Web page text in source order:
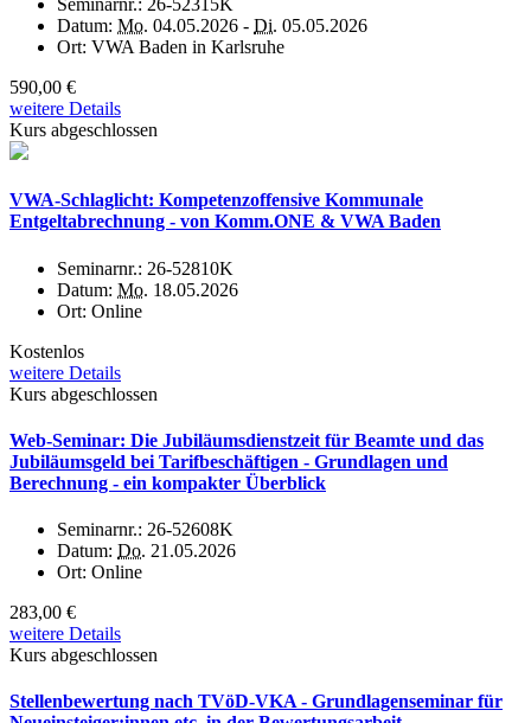
Seminarnr.: 26-52315K
Datum: Mo. 04.05.2026 - Di. 05.05.2026
Ort: VWA Baden in Karlsruhe
590,00 €
weitere Details
Kurs abgeschlossen
VWA-Schlaglicht: Kompetenzoffensive Kommunale
Entgeltabrechnung - von Komm.ONE & VWA Baden
Seminarnr.: 26-52810K
Datum: Mo. 18.05.2026
Ort: Online
Kostenlos
weitere Details
Kurs abgeschlossen
Web-Seminar: Die Jubiläumsdienstzeit für Beamte und das
Jubiläumsgeld bei Tarifbeschäftigen - Grundlagen und
Berechnung - ein kompakter Überblick
Seminarnr.: 26-52608K
Datum: Do. 21.05.2026
Ort: Online
283,00 €
weitere Details
Kurs abgeschlossen
Stellenbewertung nach TVöD-VKA - Grundlagenseminar für